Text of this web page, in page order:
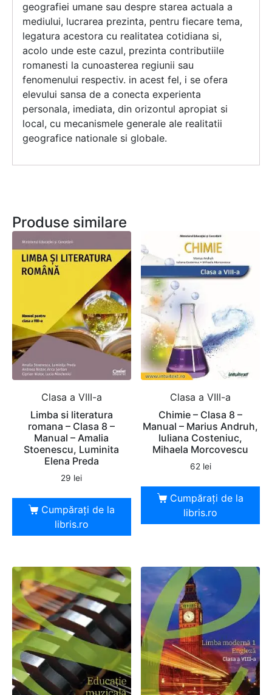
geografiei umane sau despre starea actuala a
mediului, lucrarea prezinta, pentru fiecare tema,
legatura acestora cu realitatea cotidiana si,
acolo unde este cazul, prezinta contributiile
romanesti la cunoasterea regiunii sau
fenomenului respectiv. in acest fel, i se ofera
elevului sansa de a conecta experienta
personala, imediata, din orizontul apropiat si
local, cu mecanismele generale ale realitatii
geografice nationale si globale.
Produse similare
Clasa a VIII-a
Limba si literatura
romana – Clasa 8 –
Manual – Amalia
Stoenescu, Luminita
Elena Preda
29 lei
Cumpărați de la
libris.ro
Clasa a VIII-a
Chimie – Clasa 8 –
Manual – Marius Andruh,
Iuliana Costeniuc,
Mihaela Morcovescu
62 lei
Cumpărați de la
libris.ro